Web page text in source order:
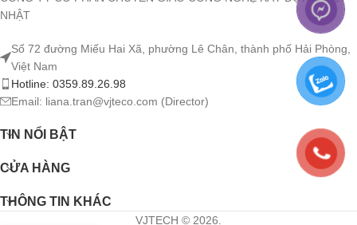
NHẬT
Số 72 đường Miếu Hai Xã, phường Lê Chân, thành phố Hải Phòng,
Việt Nam
Hotline: 0359.89.26.98
Email: liana.tran@vjteco.com (Director)
TIN NỔI BẬT
CỬA HÀNG
THÔNG TIN KHÁC
VJTECH © 2026.